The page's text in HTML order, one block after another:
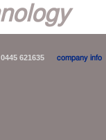
0445 621635 company info